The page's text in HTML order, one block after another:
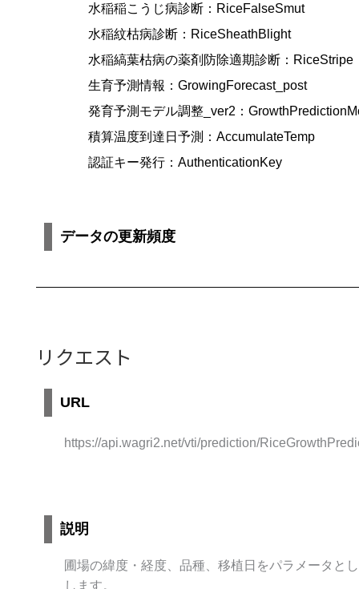
水稲稲こうじ病診断：RiceFalseSmut
水稲紋枯病診断：RiceSheathBlight
水稲縞葉枯病の薬剤防除適期診断：RiceStripe
生育予測情報：GrowingForecast_post
発育予測モデル調整_ver2：
積算温度到達日予測：AccumulateTemp
認証キー発行：AuthenticationKey
データの更新頻度
リクエスト
URL
https://api.wagri2.net/vti/prediction/
説明
圃場の緯度・経度、品種、移植日をパラメータと
します。